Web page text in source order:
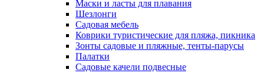
Маски и ласты для плавания
Шезлонги
Садовая мебель
Коврики туристические для пляжа, пикника
Зонты садовые и пляжные, тенты-парусы
Палатки
Садовые качели подвесные